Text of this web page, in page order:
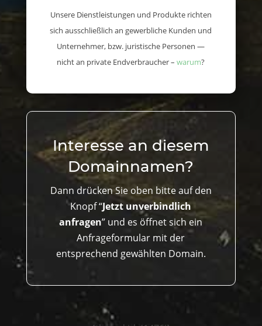
Unsere Dienstleistungen und Produkte richten
sich ausschließlich an gewerbliche Kunden und
Unternehmer, bzw. juristische Personen —
nicht an private Endverbraucher –warum?
Interesse an diesem
Domainnamen?
Dann drücken Sie oben bitte auf den
Knopf “Jetzt unverbindlich
anfragen” und es öffnet sich ein
Anfrageformular mit der
entsprechend gewählten Domain.